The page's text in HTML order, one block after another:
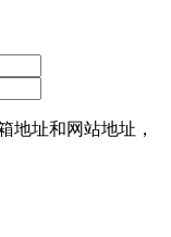
地址和网站地址，